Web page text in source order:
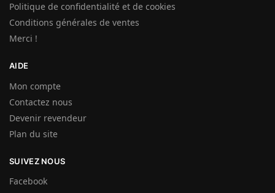
Politique de confidentialité et de cookies
Conditions générales de ventes
Merci !
AIDE
Mon compte
Contactez nous
Devenir revendeur
Plan du site
SUIVEZ NOUS
Facebook